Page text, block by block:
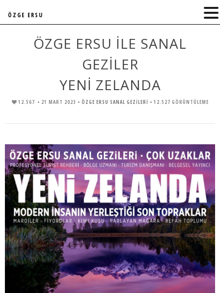
ÖZGE ERSU İLE SANAL
GEZİLER
YENİ ZELANDA
12.567 • 21 MART 2023 • ÖZGE ERSU SANAL GEZİLERİ • 12.527 GÖRÜNTÜLEME
ÖZGE ERSU